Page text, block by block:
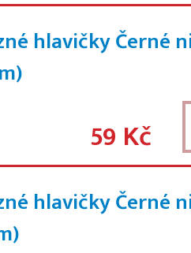
hlavičky Černé
59 Kč
hlavičky Černé